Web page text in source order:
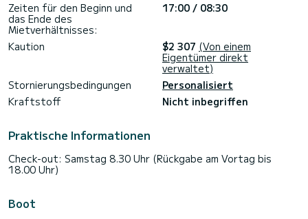
Für Informationsanfragen oder Reservierungen klicken Sie
auf die Schaltfläche „Angebot anfordern“. Ein SamBoat-
Zeiten für den Beginn und
das Ende des
Mietverhältnisses:
17:00 / 08:30
Kaution $2 307 (Von einem
Eigentümer direkt
verwaltet)
Stornierungsbedingungen
Personalisiert
Kraftstoff
Nicht inbegriffen
Praktische Informationen
Check-out: Samstag 8.30 Uhr (Rückgabe am Vortag bis
18.00 Uhr)
Boot